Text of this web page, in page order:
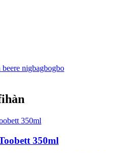
nigbagbogbo
350ml